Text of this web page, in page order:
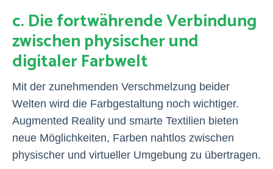
c. Die fortwährende Verbindung
zwischen physischer und
digitaler Farbwelt
Mit der zunehmenden Verschmelzung beider
Welten wird die Farbgestaltung noch wichtiger.
Augmented Reality und smarte Textilien bieten
neue Möglichkeiten, Farben nahtlos zwischen
physischer und virtueller Umgebung zu übertragen.